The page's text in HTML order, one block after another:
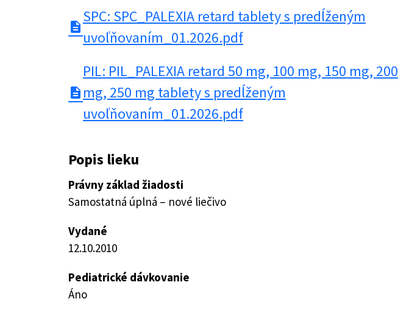
description
SPC: SPC_PALEXIA retard tablety s predĺženým
uvoľňovaním_01.2026.pdf
description
PIL: PIL_PALEXIA retard 50 mg, 100 mg, 150 mg, 200
mg, 250 mg tablety s predĺženým
uvoľňovaním_01.2026.pdf
Popis lieku
Právny základ žiadosti
Samostatná úplná – nové liečivo
Vydané
12.10.2010
Pediatrické dávkovanie
Áno